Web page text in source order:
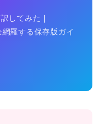
してみた｜
羅する保存版ガイ